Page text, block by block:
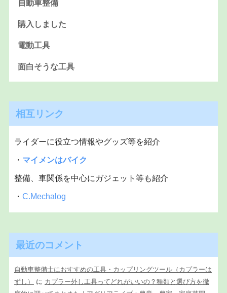
自動車整備
購入しました
電動工具
面白そうな工具
相互リンク
ライダーに役立つ情報やグッズ等を紹介
・ マイメンはバイク
整備、車関係を中心にガジェット等も紹介
・ C.Mechalog
最近のコメント
自動車整備士におすすめの工具・カップリングツール（カプラーは
ずし）
に カプラー外し工具ってどれがいいの？種類と選び方を徹